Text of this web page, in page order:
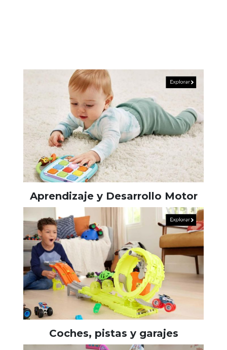
Aprendizaje y Desarrollo Motor
Coches, pistas y garajes